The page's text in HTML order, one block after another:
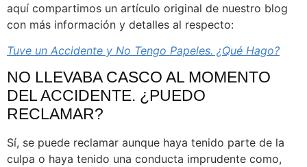
aquí compartimos un artículo original de nuestro blog
con más información y detalles al respecto:
Tuve un Accidente y No Tengo Papeles. ¿Qué Hago?
NO LLEVABA CASCO AL MOMENTO
DEL ACCIDENTE. ¿PUEDO
RECLAMAR?
Sí, se puede reclamar aunque haya tenido parte de la
culpa o haya tenido una conducta imprudente como,